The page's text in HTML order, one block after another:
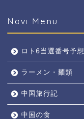
Navi Menu
ロト6当選番号予想
ラーメン・麺類
中国旅行記
中国の食